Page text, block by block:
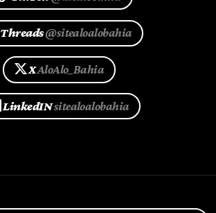
Threads@sitealoalobahia
XAloAlo_Bahia
LinkedINsitealoalobahia